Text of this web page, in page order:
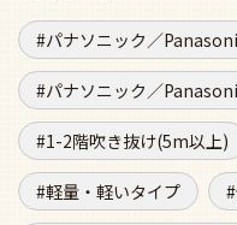
パナソニック／
1-2階吹き抜け(5m以上)
軽量・軽いタイプ
傾斜・勾配・吹抜 天井